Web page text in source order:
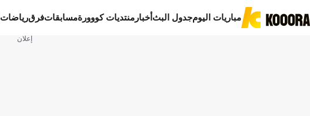
مباريات اليومجدول البثأخبار منتديات كووورةمسابقاتفرقرياضات
إعلان